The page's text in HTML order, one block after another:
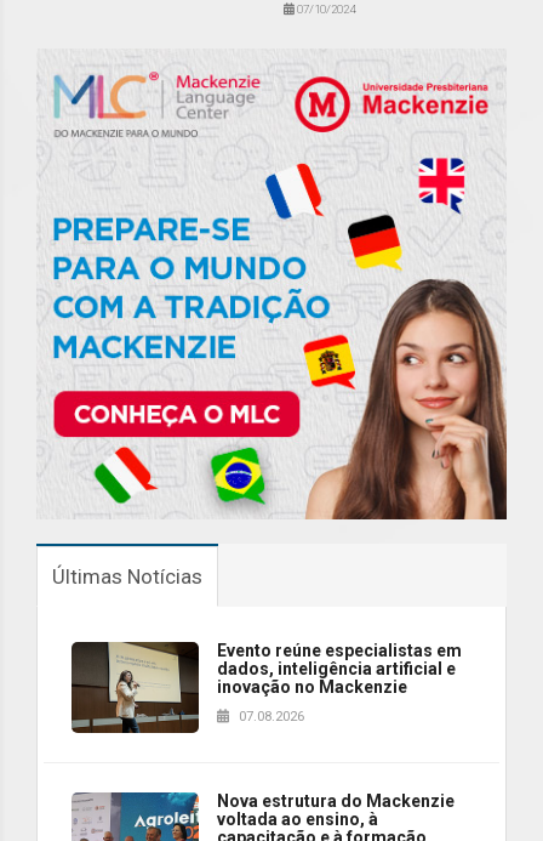
07/10/2024
Últimas Notícias
Evento reúne especialistas em
dados, inteligência artificial e
inovação no Mackenzie
07.08.2026
Nova estrutura do Mackenzie
voltada ao ensino, à